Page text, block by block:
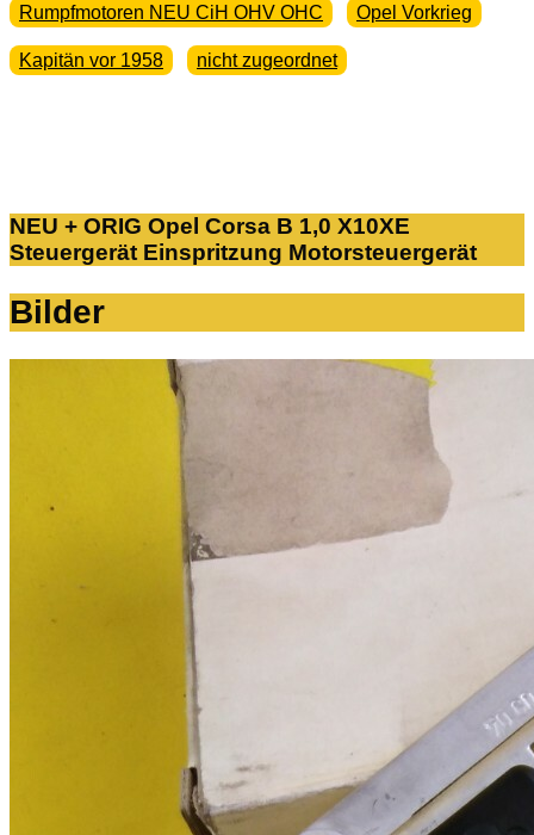
Rumpfmotoren NEU CiH OHV OHC Opel Vorkrieg
Kapitän vor 1958 nicht zugeordnet
NEU + ORIG Opel Corsa B 1,0 X10XE
Steuergerät Einspritzung Motorsteuergerät
Bilder